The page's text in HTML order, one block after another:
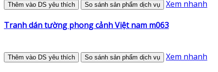
Thêm vào DS yêu thích So sánh sản phẩm dịch vụ Xem nhanh
Tranh dán tường phong cảnh Việt nam m063
Thêm vào DS yêu thích So sánh sản phẩm dịch vụ Xem nhanh